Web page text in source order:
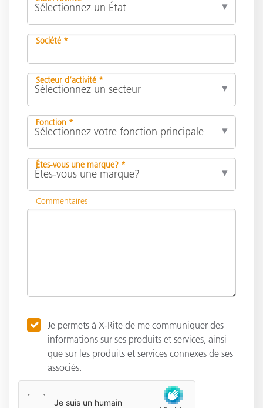
Société *
Secteur d’activité *
Fonction *
Êtes-vous une marque? *
Commentaires
Je permets à X-Rite de me communiquer des
informations sur ses produits et services, ainsi
que sur les produits et services connexes de ses
associés.